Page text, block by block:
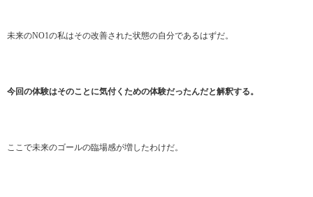
未来のNO1の私はその改善された状態の自分であるはずだ。
今回の体験はそのことに気付くための体験だったんだと解釈する。
ここで未来のゴールの臨場感が増したわけだ。